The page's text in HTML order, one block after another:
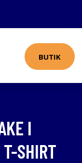
BUTIK
I
T-SHIRT